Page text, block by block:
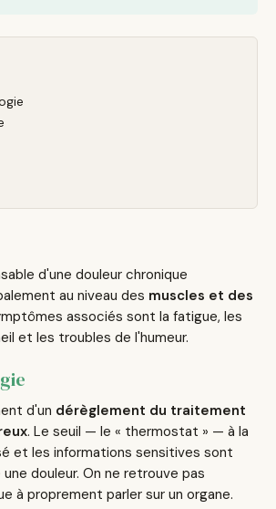
d'une douleur chronique
au niveau des muscles et des
associés sont la fatigue, les
et les troubles de l'humeur.
d'un dérèglement du traitement
. Le seuil — le « thermostat » — à la
et les informations sensitives sont
douleur. On ne retrouve pas
à proprement parler sur un organe.